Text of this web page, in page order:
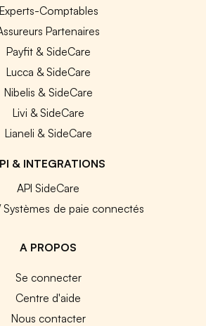
Experts-Comptables
Partenaires
Payfit & SideCare
Lucca & SideCare
Nibelis & SideCare
Livi & SideCare
Lianeli & SideCare
& INTEGRATIONS
API SideCare
Systèmes de paie connectés
A PROPOS
Se connecter
Centre d'aide
Nous contacter